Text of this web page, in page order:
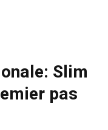
Slim
pas